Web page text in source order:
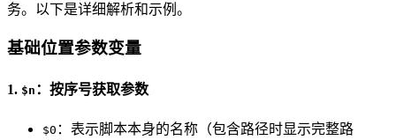
务。以下是详细解析和示例。
基础位置参数变量
1. $n ：按序号获取参数
$0 ：表示脚本本身的名称（包含路径时显示完整路